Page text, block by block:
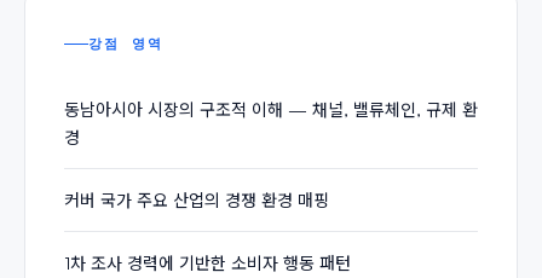
강점 영역
동남아시아 시장의 구조적 이해 — 채널, 밸류체인, 규제 환
경
커버 국가 주요 산업의 경쟁 환경 매핑
1차 조사 경력에 기반한 소비자 행동 패턴